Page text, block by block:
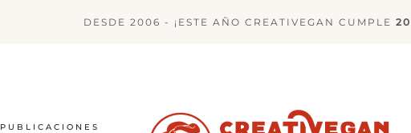
DESDE 2006 - ¡ESTE AÑO CREATIVEGAN CUMPLE 20
PUBLICACIONES